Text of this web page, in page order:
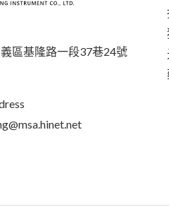
區基隆路一段37巷24號